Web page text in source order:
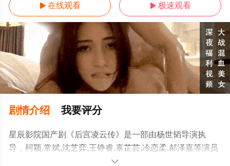
 在线观看  极速观看
剧情介绍 我要评分
星辰影院国产剧《后宫凌云传》是一部由杨世韬导演执
导，柯颖,常斌,沈芝弈,王铮睿,辜芷芸,冷恋柔,郝泽嘉等演员
精彩演绎的中国大陆电视剧，大结局剧情已揭晓（1-1全
